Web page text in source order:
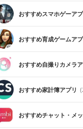
おすすめスマホゲーア
おすすめ育成ゲームア
おすすめ自撮りカメラ
おすすめ家計簿アプリ
おすすめチャット・メ